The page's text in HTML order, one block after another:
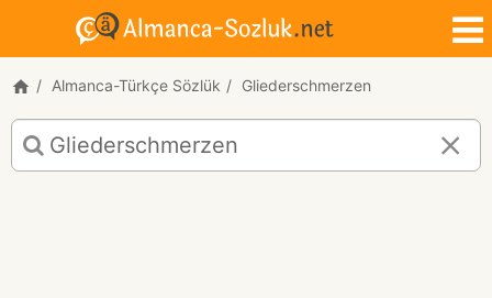
Almanca-Türkçe Sözlük Gliederschmerzen
Gliederschmerzen
için
Almanca-